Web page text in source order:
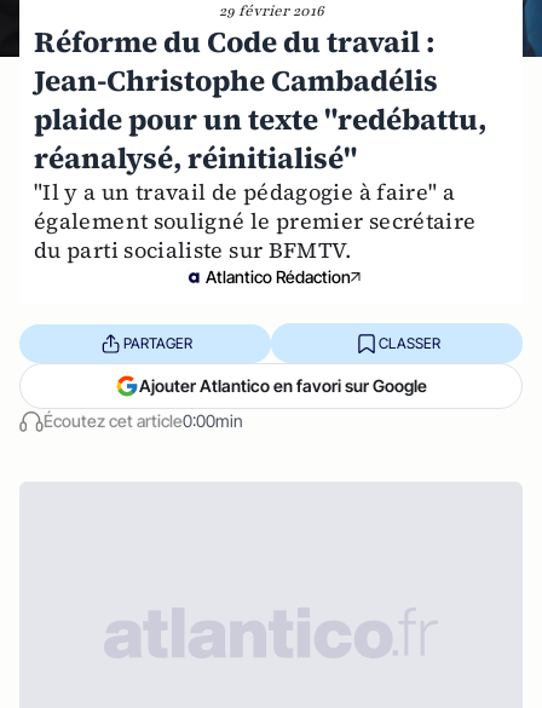
29 février 2016
Réforme du Code du travail :
Jean-Christophe Cambadélis
plaide pour un texte "redébattu,
réanalysé, réinitialisé"
"Il y a un travail de pédagogie à faire" a
également souligné le premier secrétaire
du parti socialiste sur BFMTV.
Atlantico Rédaction
Écoutez cet article0:00min
PARTAGER CLASSER
Ajouter Atlantico en favori sur Google